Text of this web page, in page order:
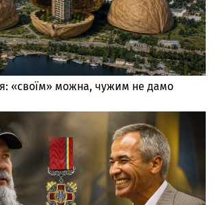
«своїм» можна, чужим не дамо